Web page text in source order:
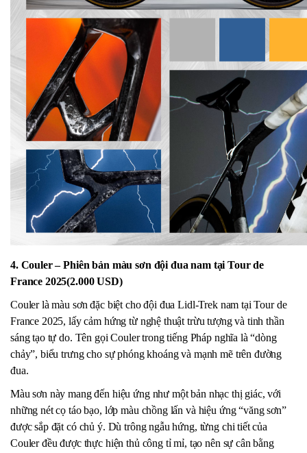
4. Couler – Phiên bản màu sơn đội đua nam tại Tour de
France 2025(2.000 USD)
Couler là màu sơn đặc biệt cho đội đua Lidl-Trek nam tại Tour de
France 2025, lấy cảm hứng từ nghệ thuật trừu tượng và tinh thần
sáng tạo tự do. Tên gọi Couler trong tiếng Pháp nghĩa là “dòng
chảy”, biểu trưng cho sự phóng khoáng và mạnh mẽ trên đường
đua.
Màu sơn này mang đến hiệu ứng như một bản nhạc thị giác, với
những nét cọ táo bạo, lớp màu chồng lấn và hiệu ứng “văng sơn”
được sắp đặt có chủ ý. Dù trông ngẫu hứng, từng chi tiết của
Couler đều được thực hiện thủ công tỉ mỉ, tạo nên sự cân bằng